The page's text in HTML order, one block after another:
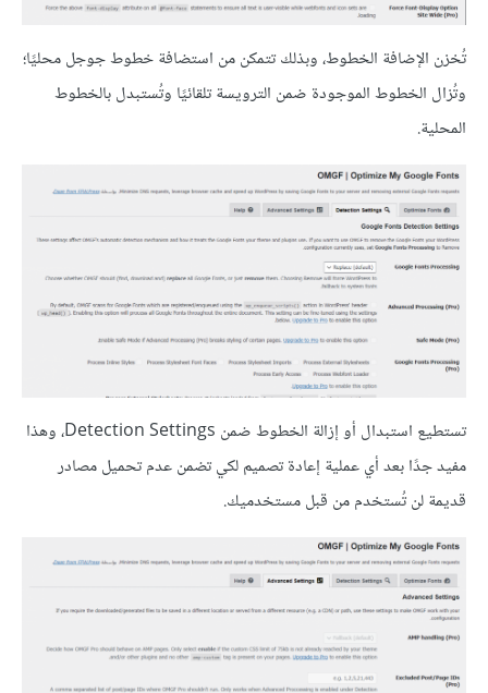
تُخزن الإضافة الخطوط، وبذلك تتمكن من استضافة خطوط جوجل محليًا؛
وتُزال الخطوط الموجودة ضمن الترويسة تلقائيًا وتُستبدل بالخطوط
المحلية.
تستطيع استبدال أو إزالة الخطوط ضمن Detection Settings، وهذا
مفيد جدًا بعد أي عملية إعادة تصميم لكي تضمن عدم تحميل مصادر
قديمة لن تُستخدم من قبل مستخدميك.